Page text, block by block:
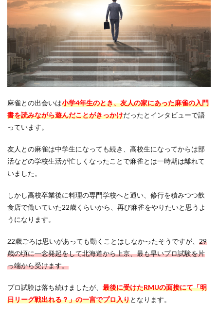
麻雀との出会いは小学4年生のとき、友人の家にあった麻雀の入門
書を読みながら遊んだことがきっかけだったとインタビューで語
っています。
友人との麻雀は中学生になっても続き、高校生になってからは部
活などの学校生活が忙しくなったことで麻雀とは一時期は離れて
いました。
しかし高校卒業後に料理の専門学校へと通い、修行を積みつつ飲
食店で働いていた22歳くらいから、再び麻雀をやりたいと思うよ
うになります。
22歳ごろは思いがあっても動くことはしなかったそうですが、 29
歳の頃に一念発起をして北海道から上京、最も早いプロ試験を片
っ端から受けます。
プロ試験は落ち続けましたが、 最後に受けたRMUの面接にて「明
日リーグ戦出れる？」の一言でプロ入りとなります。